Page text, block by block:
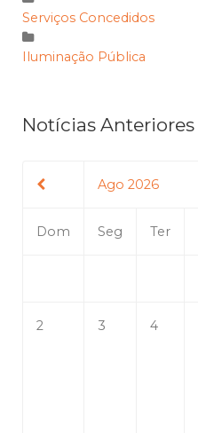
Serviços Concedidos
Iluminação Pública
Notícias Anteriores
Ago 2026
Dom Seg Ter
2 3 4